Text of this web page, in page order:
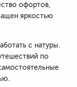
офортов,
яркостью
с натуры.
по